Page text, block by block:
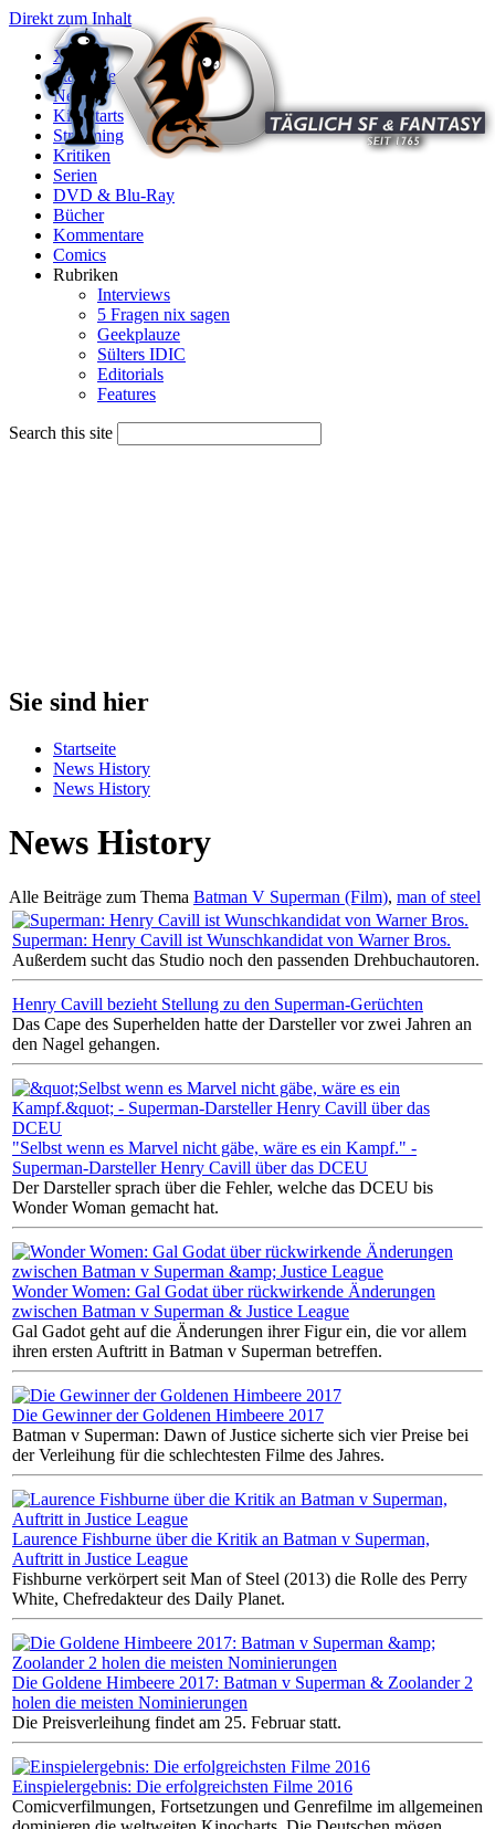
Direkt zum Inhalt
X
Startseite
News
Kinostarts
Streaming
Kritiken
Serien
DVD & Blu-Ray
Bücher
Kommentare
Comics
Rubriken
Interviews
5 Fragen nix sagen
Geekplauze
Sülters IDIC
Editorials
Features
Search this site
Sie sind hier
Startseite
News History
News History
News History
Alle Beiträge zum Thema Batman V Superman (Film), man of steel
Superman: Henry Cavill ist Wunschkandidat von Warner Bros.
Außerdem sucht das Studio noch den passenden Drehbuchautoren.
Henry Cavill bezieht Stellung zu den Superman-Gerüchten
Das Cape des Superhelden hatte der Darsteller vor zwei Jahren an
den Nagel gehangen.
"Selbst wenn es Marvel nicht gäbe, wäre es ein Kampf." -
Superman-Darsteller Henry Cavill über das DCEU
Der Darsteller sprach über die Fehler, welche das DCEU bis
Wonder Woman gemacht hat.
Wonder Women: Gal Godat über rückwirkende Änderungen
zwischen Batman v Superman & Justice League
Gal Gadot geht auf die Änderungen ihrer Figur ein, die vor allem
ihren ersten Auftritt in Batman v Superman betreffen.
Die Gewinner der Goldenen Himbeere 2017
Batman v Superman: Dawn of Justice sicherte sich vier Preise bei
der Verleihung für die schlechtesten Filme des Jahres.
Laurence Fishburne über die Kritik an Batman v Superman,
Auftritt in Justice League
Fishburne verkörpert seit Man of Steel (2013) die Rolle des Perry
White, Chefredakteur des Daily Planet.
Die Goldene Himbeere 2017: Batman v Superman & Zoolander 2
holen die meisten Nominierungen
Die Preisverleihung findet am 25. Februar statt.
Einspielergebnis: Die erfolgreichsten Filme 2016
Comicverfilmungen, Fortsetzungen und Genrefilme im allgemeinen